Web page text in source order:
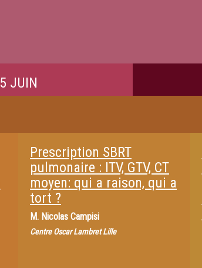
5 JUIN
Prescription SBRT
pulmonaire : ITV, GTV, CT
moyen: qui a raison, qui a
tort ?
M. Nicolas Campisi
Centre Oscar Lambret Lille